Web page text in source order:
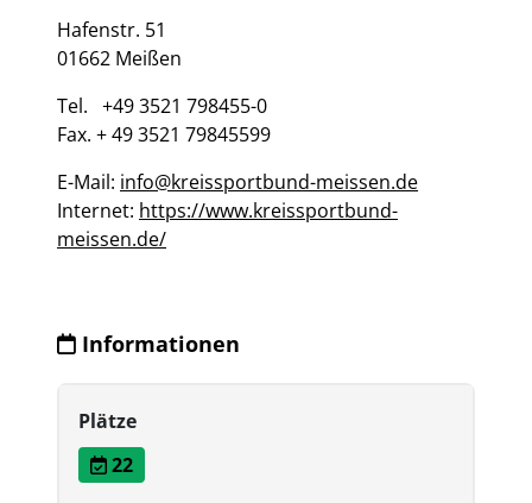
Hafenstr. 51
01662 Meißen
Tel. +49 3521 798455-0
Fax. + 49 3521 79845599
E-Mail: info@kreissportbund-meissen.de
Internet: https://www.kreissportbund-
meissen.de/
Informationen
Plätze
22